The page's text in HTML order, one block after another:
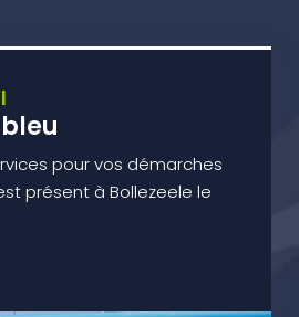
pour vos démarches
présent à Bollezeele le